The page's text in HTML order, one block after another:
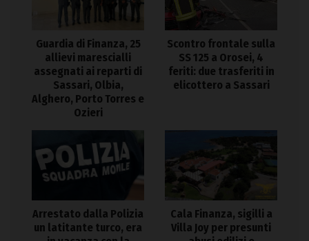
Guardia di Finanza, 25
allievi marescialli
assegnati ai reparti di
Sassari, Olbia,
Alghero, Porto Torres e
Ozieri
Scontro frontale sulla
SS 125 a Orosei, 4
feriti: due trasferiti in
elicottero a Sassari
Arrestato dalla Polizia
un latitante turco, era
Cala Finanza, sigilli a
Villa Joy per presunti